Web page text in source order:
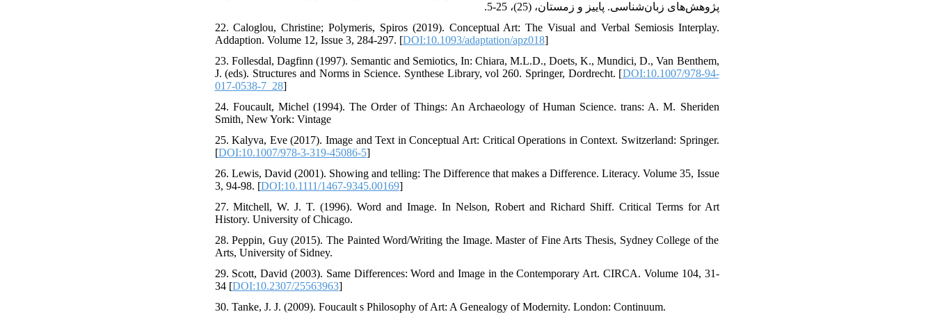
پژوهش‌‌‌‌‌های زبان‌‌‌‌‌شناسی. پاییز و زمستان، (25)، 25-5.
22. Caloglou, Christine; Polymeris, Spiros (2019). Conceptual Art: The Visual and Verbal Semiosis Interplay.
Addaption. Volume 12, Issue 3, 284-297. [DOI:10.1093/adaptation/apz018]
23. Follesdal, Dagfinn (1997). Semantic and Semiotics, In: Chiara, M.L.D., Doets, K., Mundici, D., Van Benthem,
J. (eds). Structures and Norms in Science. Synthese Library, vol 260. Springer, Dordrecht. [DOI:10.1007/978-94-
017-0538-7_28]
24. Foucault, Michel (1994). The Order of Things: An Archaeology of Human Science. trans: A. M. Sheriden
Smith, New York: Vintage
25. Kalyva, Eve (2017). Image and Text in Conceptual Art: Critical Operations in Context. Switzerland: Springer.
[DOI:10.1007/978-3-319-45086-5]
26. Lewis, David (2001). Showing and telling: The Difference that makes a Difference. Literacy. Volume 35, Issue
3, 94-98. [DOI:10.1111/1467-9345.00169]
27. Mitchell, W. J. T. (1996). Word and Image. In Nelson, Robert and Richard Shiff. Critical Terms for Art
History. University of Chicago.
28. Peppin, Guy (2015). The Painted Word/Writing the Image. Master of Fine Arts Thesis, Sydney College of the
Arts, University of Sidney.
29. Scott, David (2003). Same Differences: Word and Image in the Contemporary Art. CIRCA. Volume 104, 31-
34 [DOI:10.2307/25563963]
30. Tanke, J. J. (2009). Foucault s Philosophy of Art: A Genealogy of Modernity. London: Continuum.